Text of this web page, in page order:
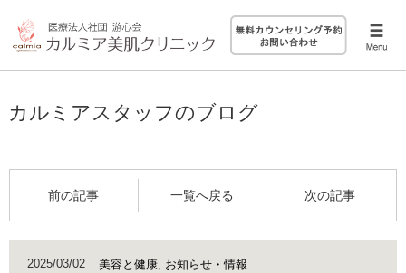
カルミアスタッフのブログ
前の記事 一覧へ戻る 次の記事
2025/03/02 美容と健康, お知らせ・情報